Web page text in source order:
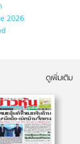
2026
ดูเพิ่มเติม